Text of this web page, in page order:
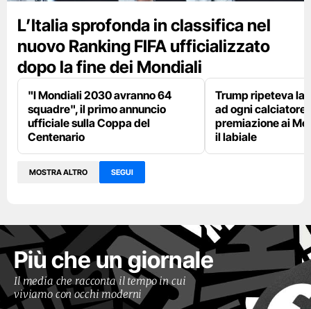
L’Italia sprofonda in classifica nel
nuovo Ranking FIFA ufficializzato
dopo la fine dei Mondiali
"I Mondiali 2030 avranno 64
squadre", il primo annuncio
ufficiale sulla Coppa del
Centenario
Trump ripeteva la
ad ogni calciatore
premiazione ai
il labiale
MOSTRA ALTRO SEGUI
Più che un giornale
Il media che racconta il tempo in cui
viviamo con occhi moderni